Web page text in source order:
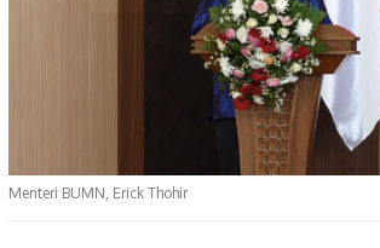
Menteri BUMN, Erick Thohir